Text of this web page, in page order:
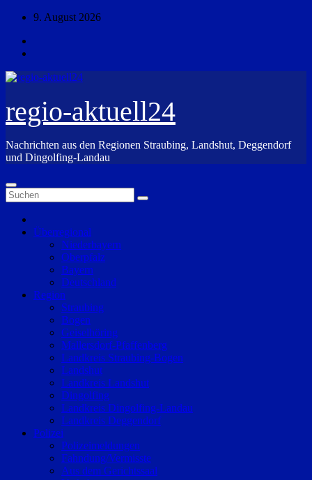
Zum
springen
9. August 2026
regio-aktuell24
Nachrichten aus den Regionen Straubing, Landshut, Deggendorf
und Dingolfing-Landau
Überregional
Niederbayern
Oberpfalz
Bayern
Deutschland
Region
Straubing
Bogen
Geiselhöring
Mallersdorf-Pfaffenberg
Landkreis Straubing-Bogen
Landshut
Landkreis Landshut
Dingolfing
Landkreis Dingolfing-Landau
Landkreis Deggendorf
Polizei
Polizeimeldungen
Fahndung/Vermisste
Aus dem Gerichtssaal